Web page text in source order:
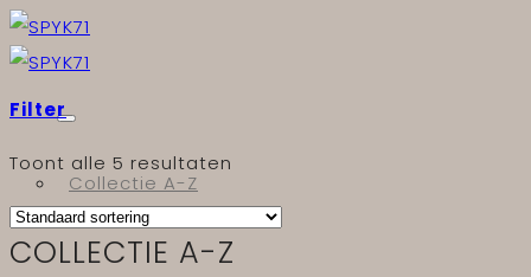
Skip
to
content
Collectie A-Z
Meubels & licht
Filter
Toont alle 5 resultaten
COLLECTIE A-Z